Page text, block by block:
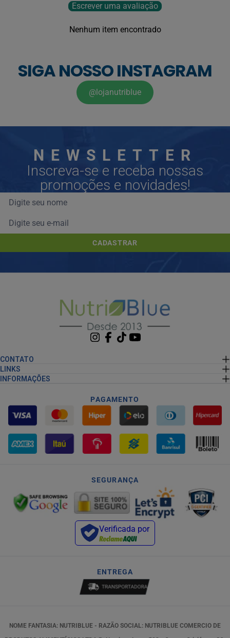
Escrever uma avaliação
Nenhum item encontrado
SIGA NOSSO INSTAGRAM
@lojanutriblue
NEWSLETTER
Inscreva-se e receba nossas
promoções e novidades!
CADASTRAR
CONTATO
LINKS
INFORMAÇÕES
PAGAMENTO
SEGURANÇA
Verificada por
ENTREGA
NOME FANTASIA: NUTRIBLUE - RAZÃO SOCIAL: NUTRIBLUE COMERCIO DE